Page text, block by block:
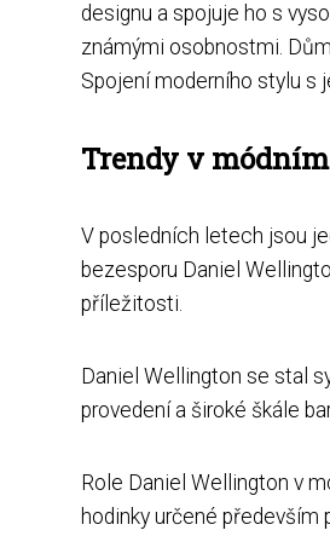
designu a spojuje ho s
známými osobnostmi.
Spojení moderního stylu s
Trendy v
V posledních letech jsou
bezesporu Daniel
příležitosti.
Daniel Wellington se stal
provedení a široké škále
Role Daniel Wellington v
hodinky určené především